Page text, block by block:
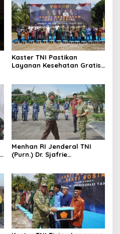
Kaster TNI Pastikan
Layanan Kesehatan Gratis
untuk Masyarakat Lingga
Menhan RI Jenderal TNI
(Purn.) Dr. Sjafrie
Tuanku Tambusai Kawal
Kunjungan ke Dua Yonif
Teritorial Pembangunan